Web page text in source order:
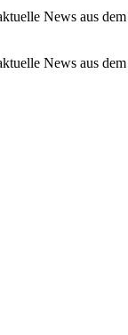
News aus
News aus